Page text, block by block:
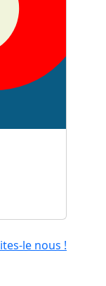
le nous !